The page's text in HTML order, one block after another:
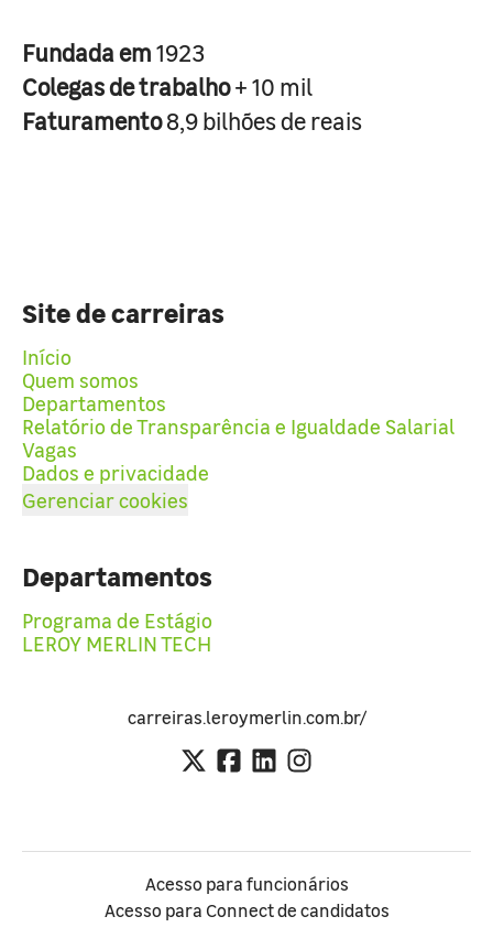
Fundada em1923
Colegas de trabalho+ 10 mil
Faturamento8,9 bilhões de reais
Site de carreiras
Início
Quem somos
Departamentos
Relatório de Transparência e Igualdade Salarial
Vagas
Dados e privacidade
Gerenciar cookies
Departamentos
Programa de Estágio
LEROY MERLIN TECH
carreiras.leroymerlin.com.br/
Acesso para funcionários
Acesso para Connect de candidatos